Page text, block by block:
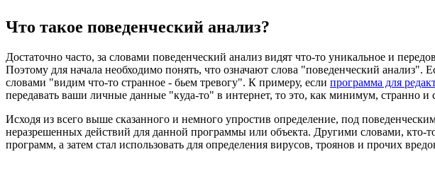
Что такое поведенческий анализ?
Достаточно часто, за словами поведенческий анализ видят что-то уникальное и
Поэтому для начала необходимо понять, что означают слова "поведенческий
словами "видим что-то странное - бьем тревогу". К примеру, если программа для
передавать ваши личные данные "куда-то" в интернет, то это, как минимум, странно и
Исходя из всего выше сказанного и немного упростив определение, под
неразрешенных действий для данной программы или объекта. Другими словами, кто-
программ, а затем стал использовать для определения вирусов, троянов и прочих